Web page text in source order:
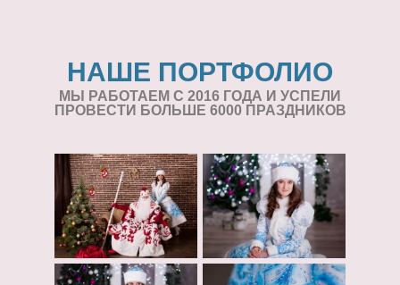
НАШЕ ПОРТФОЛИО
МЫ РАБОТАЕМ С 2016 ГОДА И УСПЕЛИ
ПРОВЕСТИ БОЛЬШЕ 6000 ПРАЗДНИКОВ